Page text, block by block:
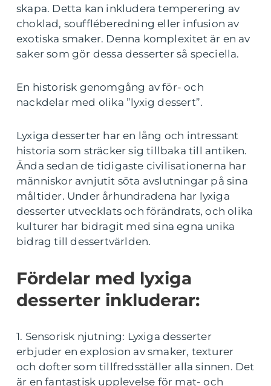
skapa. Detta kan inkludera temperering av
choklad, souffléberedning eller infusion av
exotiska smaker. Denna komplexitet är en av
saker som gör dessa desserter så speciella.
En historisk genomgång av för- och
nackdelar med olika ”lyxig dessert”.
Lyxiga desserter har en lång och intressant
historia som sträcker sig tillbaka till antiken.
Ända sedan de tidigaste civilisationerna har
människor avnjutit söta avslutningar på sina
måltider. Under århundradena har lyxiga
desserter utvecklats och förändrats, och olika
kulturer har bidragit med sina egna unika
bidrag till dessertvärlden.
Fördelar med lyxiga
desserter inkluderar:
1. Sensorisk njutning: Lyxiga desserter
erbjuder en explosion av smaker, texturer
och dofter som tillfredsställer alla sinnen. Det
är en fantastisk upplevelse för mat- och